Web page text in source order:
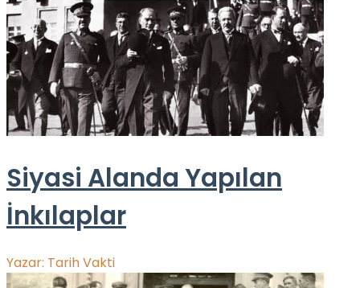
Siyasi Alanda Yapılan
İnkılaplar
Yazar: Tarih Vakti